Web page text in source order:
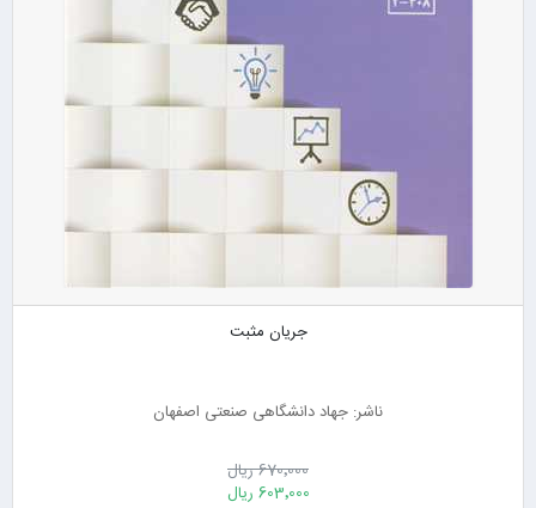
جریان مثبت
ناشر: جهاد دانشگاهی صنعتی اصفهان
670٬000 ریال
603٬000 ریال